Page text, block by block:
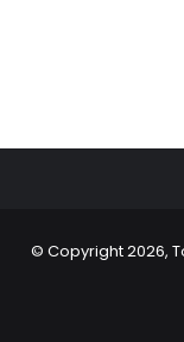
© Copyright 2026,